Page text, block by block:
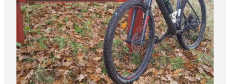
Oplevelser
Øhop
Outdoor
Det sker